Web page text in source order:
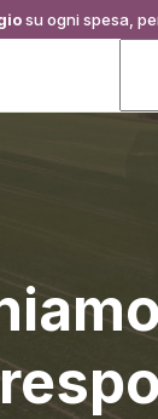
su ogni spesa,